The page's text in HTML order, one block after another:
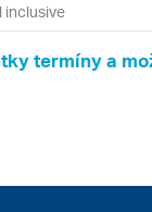
inclusive
termíny a